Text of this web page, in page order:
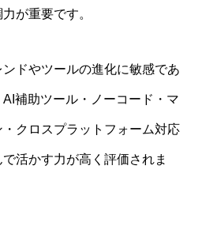
が重要です。
ドやツールの進化に敏感であ
補助ツール・ノーコード・マ
クロスプラットフォーム対応
活かす力が高く評価されま